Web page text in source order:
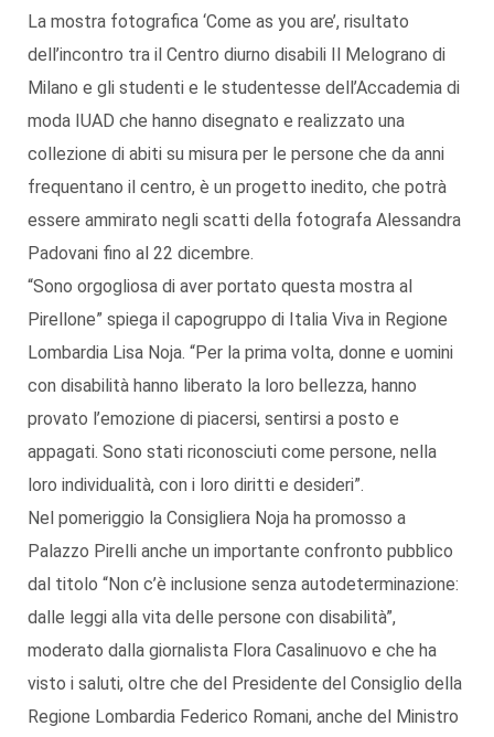
La mostra fotografica ‘Come as you are’, risultato
dell’incontro tra il Centro diurno disabili Il Melograno di
Milano e gli studenti e le studentesse dell’Accademia di
moda IUAD che hanno disegnato e realizzato una
collezione di abiti su misura per le persone che da anni
frequentano il centro, è un progetto inedito, che potrà
essere ammirato negli scatti della fotografa Alessandra
Padovani fino al 22 dicembre.
“Sono orgogliosa di aver portato questa mostra al
Pirellone” spiega il capogruppo di Italia Viva in Regione
Lombardia Lisa Noja. “Per la prima volta, donne e uomini
con disabilità hanno liberato la loro bellezza, hanno
provato l’emozione di piacersi, sentirsi a posto e
appagati. Sono stati riconosciuti come persone, nella
loro individualità, con i loro diritti e desideri”.
Nel pomeriggio la Consigliera Noja ha promosso a
Palazzo Pirelli anche un importante confronto pubblico
dal titolo “Non c’è inclusione senza autodeterminazione:
dalle leggi alla vita delle persone con disabilità”,
moderato dalla giornalista Flora Casalinuovo e che ha
visto i saluti, oltre che del Presidente del Consiglio della
Regione Lombardia Federico Romani, anche del Ministro